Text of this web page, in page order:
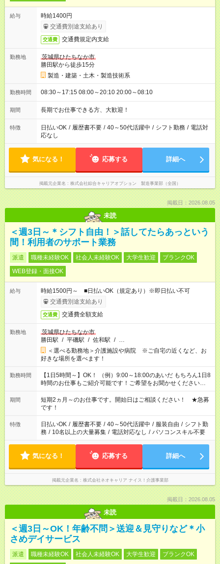
給与
時給1400円
交通費別途支給あり
交通費 交通費規定内支給
勤務地
茨城県ひたちなか市
勝田駅から徒歩15分
製造・建築・土木・製造技術系
勤務時間 08:30～17:15 08:00～20:10 20:00～08:10
期間 長期でお仕事できる方、大歓迎！
特徴 日払いOK / 履歴書不要 / 40～50代活躍中 / シフト勤務 / 電話対
応なし
気になる！ 応募する 詳細へ
掲載元企業名 株式会社綜合キャリアオプション 製造事業部（全国）
掲載日：2026.08.05
未読
＜週3日～＊シフト自由！＞話してたらあっという
間！利用者のサポート業務
派遣 職種未経験OK 社会人未経験OK 大学生歓迎
ブランクOK
WEB登録・面接OK
給与
時給1500円～ ■日払いOK（規定あり）※即日払い不可
交通費別途支給あり
交通費 交通費全額支給
勤務地
茨城県ひたちなか市
勝田駅 / 平磯駅 / 佐和駅 / …
＜選べる勤務地＞介護施設や病院 ※ご自宅の近くなど、お
好きな場所を選べます！
勤務時間
【1日5時間～】OK！ （例）9:00～18:00のあいだ もちろん1日8
時間のお仕事もご紹介可能です！ご希望をお聞かせください！
その他の時間帯もあなたのライフスタイルに合わせて お選びい
ただけます！ 【シフト固定もOK】★家庭の都合でお休みが必要
な場合も遠慮なくご相談ください。 ※週最低15時間以上の勤務
が必要です
期間
短期2ヵ月～のお仕事です。開始日はご相談ください！ ★急募
です！
特徴 日払いOK / 履歴書不要 / 40～50代活躍中 / 服装自由 / シフト勤
務 / 10名以上の大量募集 / 電話対応なし / パソコンスキル不要
気になる！ 応募する 詳細へ
掲載元企業名 株式会社ネオキャリア ナイス！介護事業部
掲載日：2026.08.05
未読
＜週3日～OK！年齢不問＞送迎＆見守りなど＊小
さめデイサービス
派遣 職種未経験OK 社会人未経験OK 大学生歓迎
ブランクOK